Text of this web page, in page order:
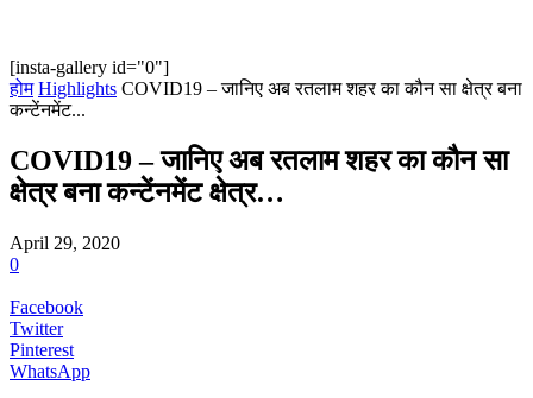
[insta-gallery id="0"]
होम Highlights COVID19 – जानिए अब रतलाम शहर का कौन सा क्षेत्र बना
कन्टेंनमेंट...
COVID19 – जानिए अब रतलाम शहर का कौन सा
क्षेत्र बना कन्टेंनमेंट क्षेत्र…
April 29, 2020
0
Facebook
Twitter
Pinterest
WhatsApp